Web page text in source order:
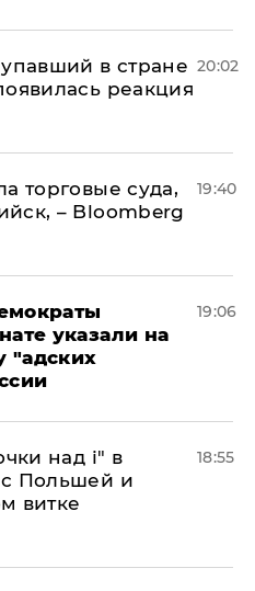
в стране
реакция
20:02
торговые суда,
– Bloomberg
19:40
указали на
"адских
19:06
над і" в
Польшей и
витке
18:55